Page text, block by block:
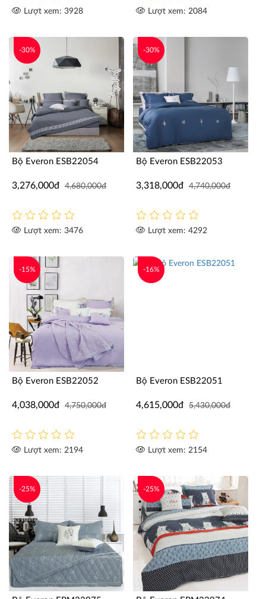
Lượt xem: 3928 Lượt xem: 2084
-30%
Bộ Everon ESB22054
3,276,000đ 4,680,000đ
Lượt xem: 3476
-30%
Bộ Everon ESB22053
3,318,000đ 4,740,000đ
Lượt xem: 4292
-15%
Bộ Everon ESB22052
4,038,000đ 4,750,000đ
Lượt xem: 2194
-16%
Bộ Everon ESB22051
4,615,000đ 5,430,000đ
Lượt xem: 2154
-25% -25%